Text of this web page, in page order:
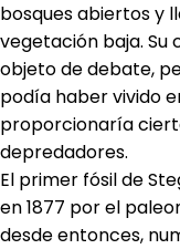
bosques abiertos y
vegetación baja.
objeto de debate,
podía haber vivido
proporcionaría
depredadores.
El primer fósil de
en 1877 por el
desde entonces,